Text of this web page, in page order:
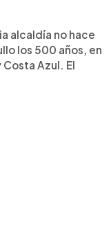
alcaldía no hace
los 500 años, en
Azul. El